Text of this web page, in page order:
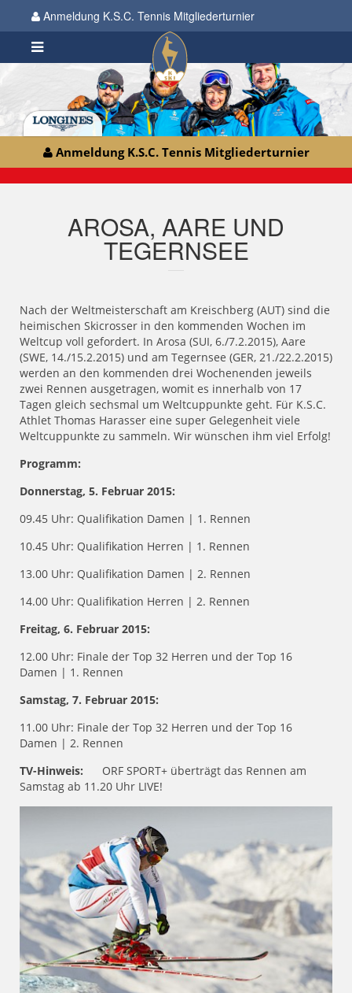
Anmeldung K.S.C. Tennis Mitgliederturnier
Anmeldung K.S.C. Tennis Mitgliederturnier
AROSA, AARE UND
TEGERNSEE
Nach der Weltmeisterschaft am Kreischberg (AUT) sind die
heimischen Skicrosser in den kommenden Wochen im
Weltcup voll gefordert. In Arosa (SUI, 6./7.2.2015), Aare
(SWE, 14./15.2.2015) und am Tegernsee (GER, 21./22.2.2015)
werden an den kommenden drei Wochenenden jeweils
zwei Rennen ausgetragen, womit es innerhalb von 17
Tagen gleich sechsmal um Weltcuppunkte geht. Für K.S.C.
Athlet Thomas Harasser eine super Gelegenheit viele
Weltcuppunkte zu sammeln. Wir wünschen ihm viel Erfolg!
Programm:
Donnerstag, 5. Februar 2015:
09.45 Uhr: Qualifikation Damen | 1. Rennen
10.45 Uhr: Qualifikation Herren | 1. Rennen
13.00 Uhr: Qualifikation Damen | 2. Rennen
14.00 Uhr: Qualifikation Herren | 2. Rennen
Freitag, 6. Februar 2015:
12.00 Uhr: Finale der Top 32 Herren und der Top 16
Damen | 1. Rennen
Samstag, 7. Februar 2015:
11.00 Uhr: Finale der Top 32 Herren und der Top 16
Damen | 2. Rennen
TV-Hinweis: ORF SPORT+ überträgt das Rennen am
Samstag ab 11.20 Uhr LIVE!